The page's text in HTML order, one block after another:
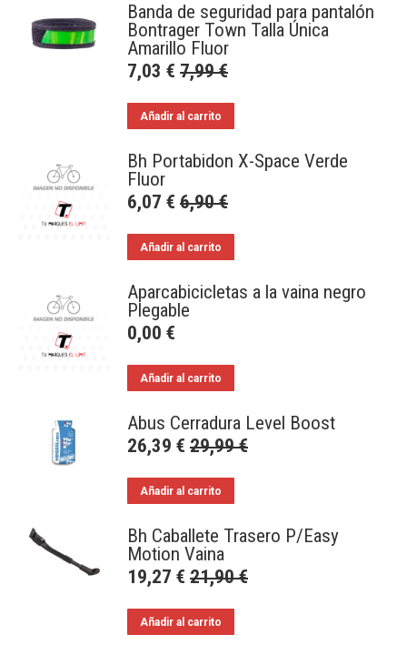
Banda de seguridad para pantalón
Bontrager Town Talla Única
Amarillo Fluor
7,03 € 7,99€
Añadir al carrito
Bh Portabidon X-Space Verde
Fluor
6,07 € 6,90€
Añadir al carrito
Aparcabicicletas a la vaina negro
Plegable
0,00 €
Añadir al carrito
Abus Cerradura Level Boost
26,39 € 29,99€
Añadir al carrito
Bh Caballete Trasero P/Easy
Motion Vaina
19,27 € 21,90€
Añadir al carrito